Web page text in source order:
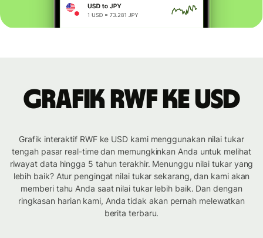
Grafik RWF ke USD
Grafik interaktif RWF ke USD kami menggunakan nilai tukar
tengah pasar real-time dan memungkinkan Anda untuk melihat
riwayat data hingga 5 tahun terakhir. Menunggu nilai tukar yang
lebih baik? Atur pengingat nilai tukar sekarang, dan kami akan
memberi tahu Anda saat nilai tukar lebih baik. Dan dengan
ringkasan harian kami, Anda tidak akan pernah melewatkan
berita terbaru.